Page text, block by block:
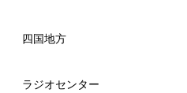
四国地方
ラジオセンター